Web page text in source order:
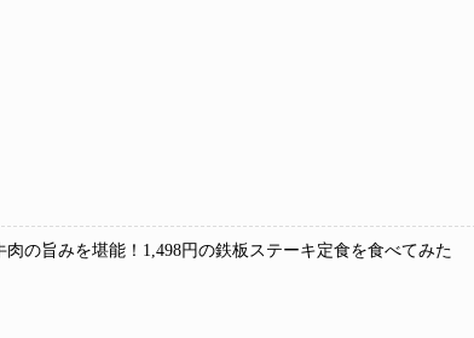
肉の旨みを堪能！1,498円の鉄板ステーキ定食を食べてみた